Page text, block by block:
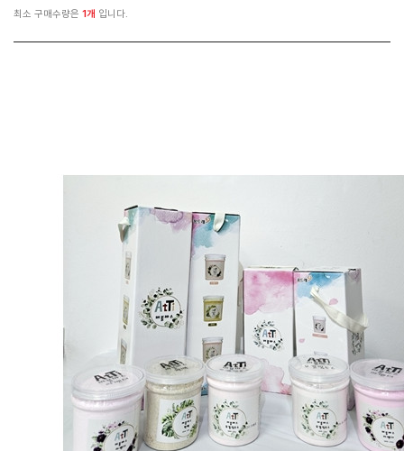
최소 구매수량은 1개 입니다.